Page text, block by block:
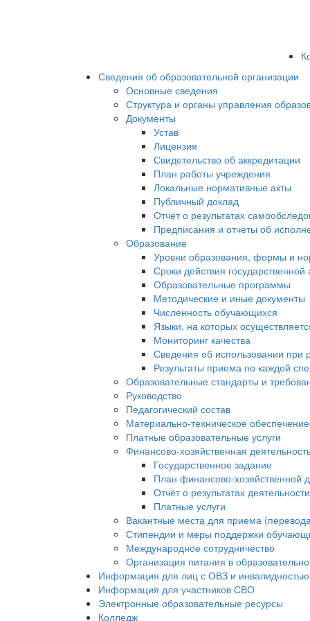
Сведения об образовательной организации
Основные сведения
Структура и органы управления
Документы
Устав
Лицензия
Свидетельство об аккредитации
План работы учреждения
Локальные нормативные акты
Публичный доклад
Отчет о результатах
Предписания и отчеты об
Образование
Уровни образования, формы и
Сроки действия
Образовательные программы
Методические и иные документы
Численность обучающихся
Языки, на которых
Мониторинг качества
Сведения об использовании при
Результаты приема по каждой
Образовательные стандарты и
Руководство
Педагогический состав
Материально-техническое
Платные образовательные услуги
Финансово-хозяйственная
Государственное задание
План финансово-хозяйственной
Отчёт о результатах
Платные услуги
Вакантные места для приема
Стипендии и меры поддержки
Международное сотрудничество
Организация питания в
Информация для лиц с ОВЗ и инвалидностью
Информация для участников СВО
Электронные образовательные ресурсы
Колледж